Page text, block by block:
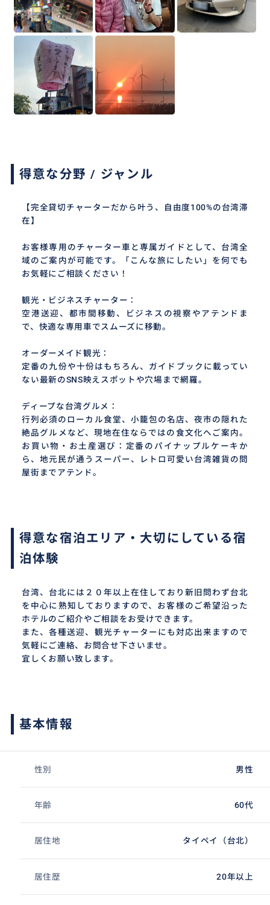
得意な分野 / ジャンル
【完全貸切チャーターだから叶う、自由度100%の台湾滞
在】
お客様専用のチャーター車と専属ガイドとして、台湾全
域のご案内が可能です。「こんな旅にしたい」を何でも
お気軽にご相談ください！
観光・ビジネスチャーター：
空港送迎、都市間移動、ビジネスの視察やアテンドま
で、快適な専用車でスムーズに移動。
オーダーメイド観光：
定番の九份や十份はもちろん、ガイドブックに載ってい
ない最新のSNS映えスポットや穴場まで網羅。
ディープな台湾グルメ：
行列必須のローカル食堂、小籠包の名店、夜市の隠れた
絶品グルメなど、現地在住ならではの食文化へご案内。
お買い物・お土産選び：定番のパイナップルケーキか
ら、地元民が通うスーパー、レトロ可愛い台湾雑貨の問
屋街までアテンド。
得意な宿泊エリア・大切にしている宿
泊体験
台湾、台北には２０年以上在住しており新旧問わず台北
を中心に熟知しておりますので、お客様のご希望沿った
ホテルのご紹介やご相談をお受けできます。
また、各種送迎、観光チャーターにも対応出来ますので
気軽にご連絡、お問合せ下さいませ。
宜しくお願い致します。
基本情報
性別 男性
年齢 60代
居住地 タイペイ（台北）
居住歴 20年以上